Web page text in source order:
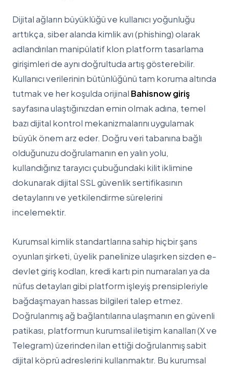
Dijital ağların büyüklüğü ve kullanıcı yoğunluğu
arttıkça, siber alanda kimlik avı (phishing) olarak
adlandırılan manipülatif klon platform tasarlama
girişimleri de aynı doğrultuda artış gösterebilir.
Kullanıcı verilerinin bütünlüğünü tam koruma altında
tutmak ve her koşulda orijinal Bahisnow giriş
sayfasına ulaştığınızdan emin olmak adına, temel
bazı dijital kontrol mekanizmalarını uygulamak
büyük önem arz eder. Doğru veri tabanına bağlı
olduğunuzu doğrulamanın en yalın yolu,
kullandığınız tarayıcı çubuğundaki kilit iklimine
dokunarak dijital SSL güvenlik sertifikasının
detaylarını ve yetkilendirme sürelerini
incelemektir.
Kurumsal kimlik standartlarına sahip hiçbir şans
oyunları şirketi, üyelik panelinize ulaşırken sizden e-
devlet giriş kodları, kredi kartı pin numaraları ya da
nüfus detayları gibi platform işleyiş prensipleriyle
bağdaşmayan hassas bilgileri talep etmez.
Doğrulanmış ağ bağlantılarına ulaşmanın en güvenli
patikası, platformun kurumsal iletişim kanalları (X ve
Telegram) üzerinden ilan ettiği doğrulanmış sabit
dijital köprü adreslerini kullanmaktır. Bu kurumsal